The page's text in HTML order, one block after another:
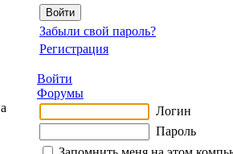
Забыли свой пароль?
Регистрация
Войти
Форумы
Логин
Пароль